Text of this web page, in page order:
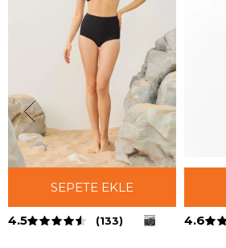
SEPETE EKLE
4.5 (133) 4.6